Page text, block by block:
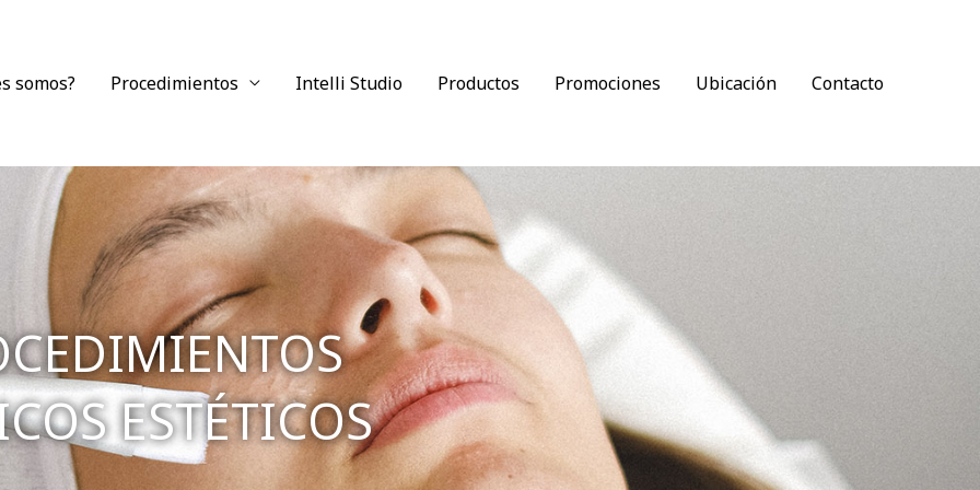
somos? Procedimientos Intelli Studio Productos Promociones Ubicación Contacto
ESTÉTICOS